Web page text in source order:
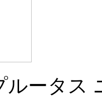
ルータス